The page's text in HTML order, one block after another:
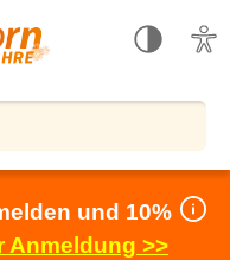
und 10%
Anmeldung >>